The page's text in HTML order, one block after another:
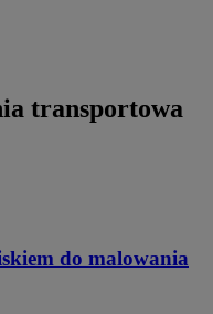
transportowa
do malowania